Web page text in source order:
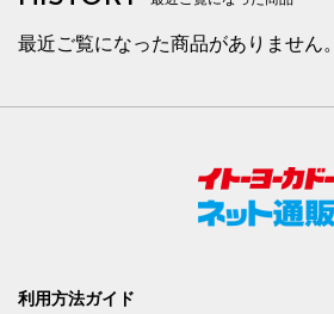
最近ご覧になった商品がありません。
利用方法ガイド